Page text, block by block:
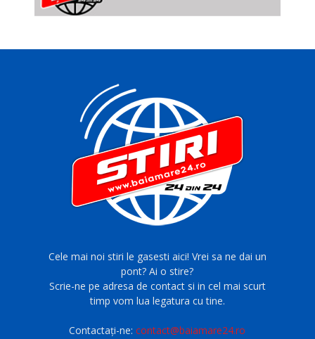
Cele mai noi stiri le gasesti aici! Vrei sa ne dai un
pont? Ai o stire?
Scrie-ne pe adresa de contact si in cel mai scurt
timp vom lua legatura cu tine.
Contactați-ne:contact@baiamare24.ro